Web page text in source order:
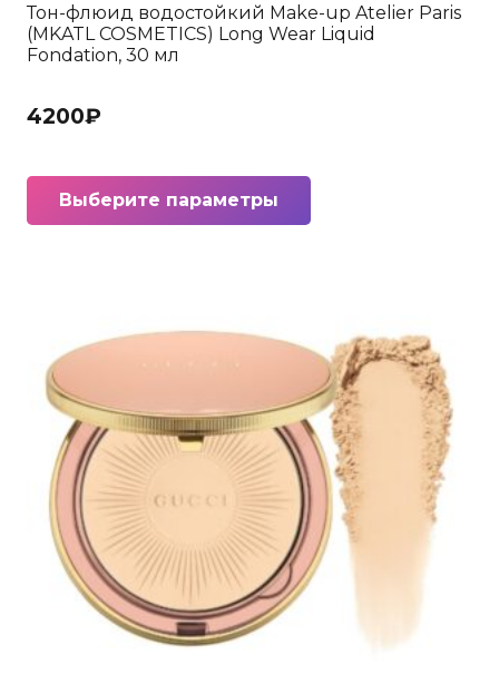
Тон-флюид водостойкий Make-up Atelier Paris
(MKATL COSMETICS) Long Wear Liquid
Fondation, 30 мл
4200₽
Выберите параметры
Опции
можно
выбрать
на
странице
товара.